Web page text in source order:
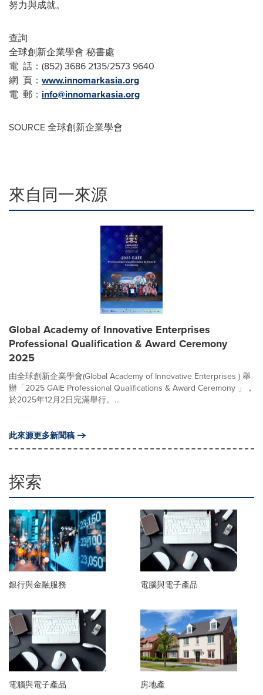
努力與成就。
查詢
全球創新企業學會 秘書處
電 話： (852)3686 2135/2573 9640
網 頁： www.innomarkasia.org
電 郵： info@innomarkasia.org
SOURCE 全球創新企業學會
來自同一來源
Global Academy of Innovative Enterprises
Professional Qualification & Award Ceremony
2025
由全球創新企業學會(Global Academy of Innovative Enterprises ) 舉
辦「2025 GAIE Professional Qualifications & Award Ceremony 」，
於2025年12月2日完滿舉行。...
此來源更多新聞稿
探索
銀行與金融服務 電腦與電子產品
電腦與電子產品 房地產